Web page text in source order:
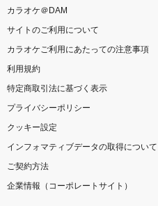
カラオケ＠DAM
サイトのご利用について
カラオケご利用にあたっての注意事項
利用規約
特定商取引法に基づく表示
プライバシーポリシー
クッキー設定
インフォマティブデータの取得について
ご契約方法
企業情報（コーポレートサイト）